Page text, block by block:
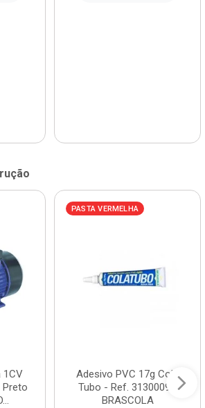
1CV
Preto
PASTA VERMELHA
Adesivo PVC 17g Cola
Tubo - Ref. 3130009 -
BRASCOLA